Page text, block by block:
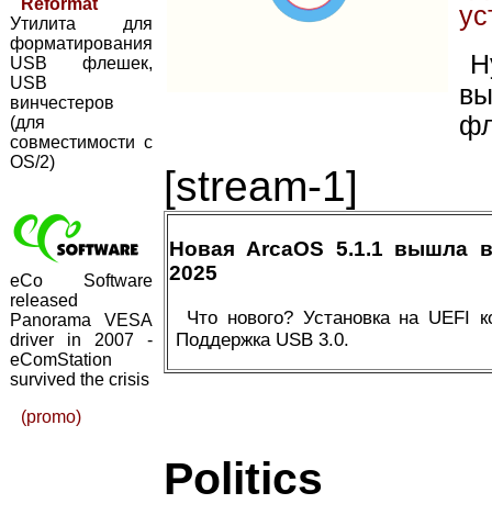
Reformat
Утилита для
форматирования
USB флешек,
USB
винчестеров
(для
совместимости с
OS/2)
eCo Software
released
Panorama VESA
driver in 2007 -
eComStation
survived the crisis
(promo)
[stream-1]
Новая ArcaOS 5.1.1 вышла
2025
Что нового? Установка на UEFI
Поддержка USB 3.0.
Politics